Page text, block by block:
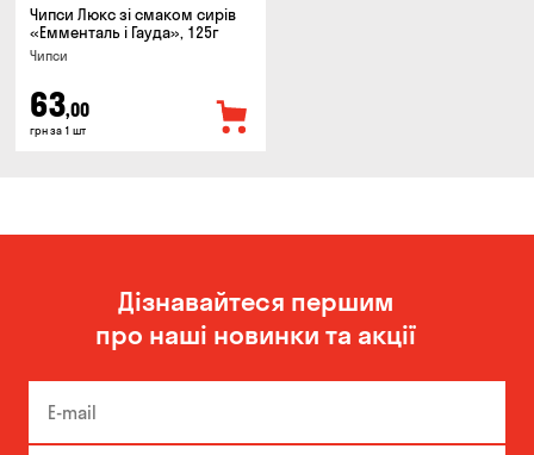
Чипси Люкс зі смаком сирів
«Емменталь і Гауда», 125г
Чипси
63,00
грн за 1 шт
Дізнавайтеся першим
про наші новинки та акції